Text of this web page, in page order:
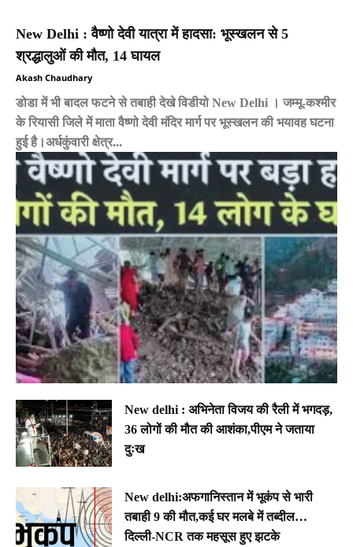
New Delhi : वैष्णो देवी यात्रा में हादसा: भूस्खलन से 5
श्रद्धालुओं की मौत, 14 घायल
Akash Chaudhary
डोडा में भी बादल फटने से तबाही देखे विडीयो New Delhi । जम्मू-कश्मीर
के रियासी जिले में माता वैष्णो देवी मंदिर मार्ग पर भूस्खलन की भयावह घटना
हुई है।अर्धकुंवारी क्षेत्र...
New delhi : अभिनेता विजय की रैली में भगदड़,
36 लोगों की मौत की आशंका,पीएम ने जताया
दुःख
New delhi:अफगानिस्तान में भूकंप से भारी
तबाही 9 की मौत,कई घर मलबे में तब्दील…
दिल्ली-NCR तक महसूस हुए झटके